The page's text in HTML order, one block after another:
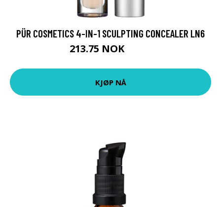
PÜR COSMETICS 4-IN-1 SCULPTING CONCEALER LN6
213.75 NOK
KJØP NÅ